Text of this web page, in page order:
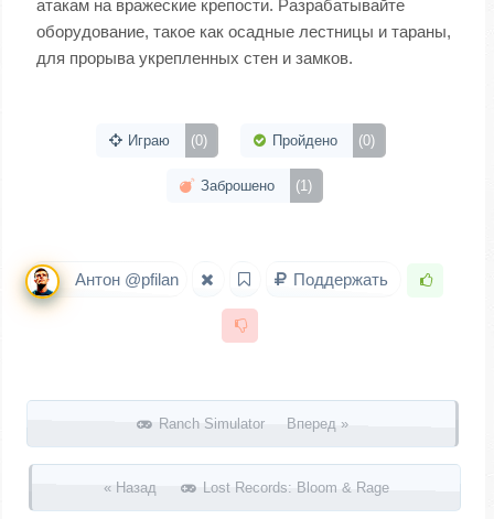
атакам на вражеские крепости. Разрабатывайте
оборудование, такое как осадные лестницы и тараны,
для прорыва укрепленных стен и замков.
Играю (0) Пройдено (0)
Заброшено (1)
Антон @pfilan Поддержать
Запись навигация
Ranch Simulator Вперед »
« Назад Lost Records: Bloom & Rage